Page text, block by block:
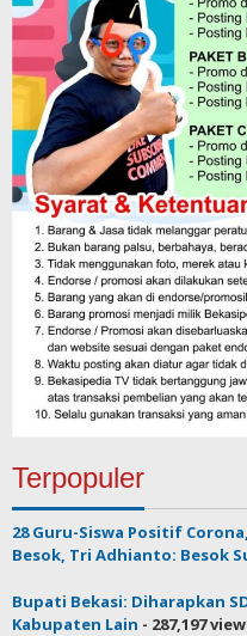
Terpopuler
28 Guru-Siswa Positif
Besok, Tri Adhianto: Besok
Bupati Bekasi: Diharapkan
Kabupaten Lain - 287,197